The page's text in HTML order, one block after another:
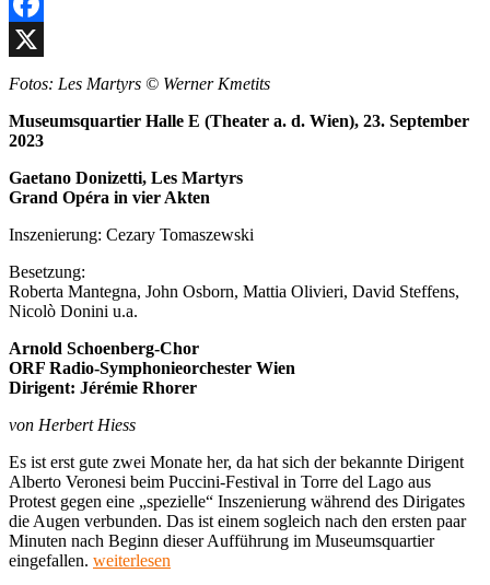
2024
Facebook
X
Fotos: Les Martyrs © Werner Kmetits
Museumsquartier Halle E (Theater a. d. Wien), 23. September
2023
Gaetano Donizetti, Les Martyrs
Grand Opéra in vier Akten
Inszenierung: Cezary Tomaszewski
Besetzung:
Roberta Mantegna, John Osborn, Mattia Olivieri, David Steffens,
Nicolò Donini u.a.
Arnold Schoenberg-Chor
ORF Radio-Symphonieorchester Wien
Dirigent: Jérémie Rhorer
von Herbert Hiess
Es ist erst gute zwei Monate her, da hat sich der bekannte Dirigent
Alberto Veronesi beim Puccini-Festival in Torre del Lago aus
Protest gegen eine „spezielle“ Inszenierung während des Dirigates
die Augen verbunden. Das ist einem sogleich nach den ersten paar
Minuten nach Beginn dieser Aufführung im Museumsquartier
eingefallen. „Gaetano
weiterlesen